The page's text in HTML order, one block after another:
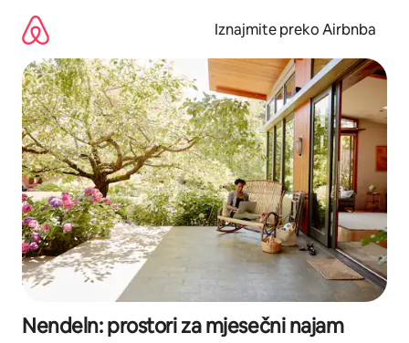
sadržaj
Iznajmite preko Airbnba
Nendeln: prostori za mjesečni najam